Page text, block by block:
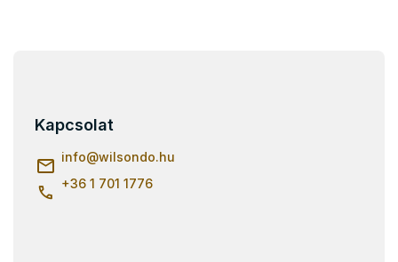
Kapcsolat
info@wilsondo.hu
+36 1 701 1776